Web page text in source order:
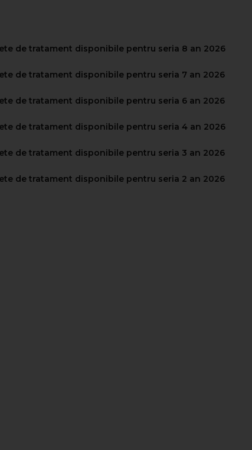
de tratament disponibile pentru seria 8 an 2026
de tratament disponibile pentru seria 7 an 2026
de tratament disponibile pentru seria 6 an 2026
de tratament disponibile pentru seria 4 an 2026
de tratament disponibile pentru seria 3 an 2026
de tratament disponibile pentru seria 2 an 2026